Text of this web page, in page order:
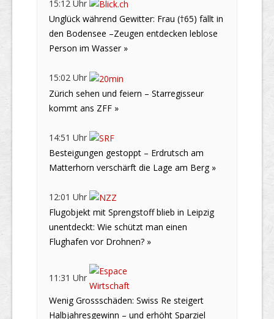
15:12 Uhr
Unglück während Gewitter: Frau (†65) fällt in
den Bodensee –Zeugen entdecken leblose
Person im Wasser »
15:02 Uhr
Zürich sehen und feiern – Starregisseur
kommt ans ZFF »
14:51 Uhr
Besteigungen gestoppt – Erdrutsch am
Matterhorn verschärft die Lage am Berg »
12:01 Uhr
Flugobjekt mit Sprengstoff blieb in Leipzig
unentdeckt: Wie schützt man einen
Flughafen vor Drohnen? »
11:31 Uhr
Wenig Grossschäden: Swiss Re steigert
Halbjahresgewinn – und erhöht Sparziel